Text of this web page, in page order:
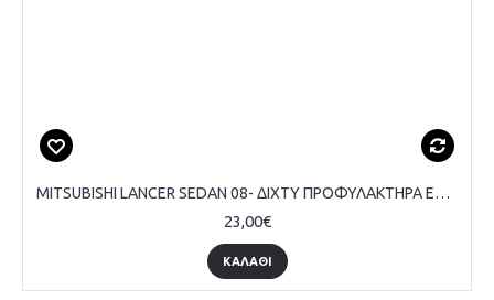
MITSUBISHI LANCER SEDAN 08- ΔΙΧΤΥ ΠΡΟΦΥΛΑΚΤΗΡΑ ΕΜΠΡΟΣ ΑΚΡΑΙΟ (ΜΕ ΤΡΥΠΑ ΠΡΟΒΟΛΕΑ) (EVO) - ΣΥΝΟΔΗΓΟΥ
23,00€
ΚΑΛΆΘΙ